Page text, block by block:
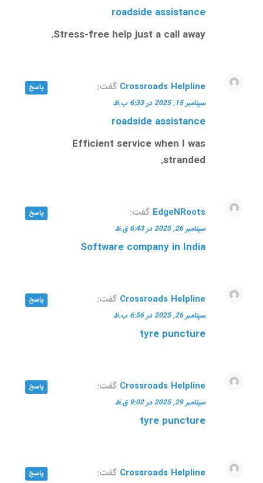
roadside assistance
Stress-free help just a call away.
Crossroads Helpline گفت:
سپتامبر 15, 2025 در 6:33 ب.ظ
roadside assistance
Efficient service when I was
stranded.
پاسخ
EdgeNRoots گفت:
سپتامبر 26, 2025 در 6:43 ق.ظ
Software company in India
پاسخ
Crossroads Helpline گفت:
سپتامبر 26, 2025 در 6:56 ب.ظ
tyre puncture
پاسخ
Crossroads Helpline گفت:
سپتامبر 29, 2025 در 9:02 ق.ظ
tyre puncture
پاسخ
Crossroads Helpline گفت: پاسخ